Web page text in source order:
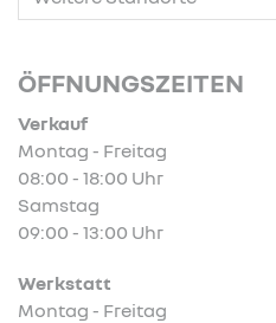
ÖFFNUNGSZEITEN
Verkauf
Montag - Freitag
08:00 - 18:00 Uhr
Samstag
09:00 - 13:00 Uhr
Werkstatt
Montag - Freitag